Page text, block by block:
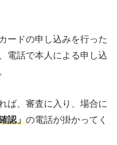
ードの申し込みを行った
電話で本人による申し込
ば、審査に入り、場合に
認」の電話が掛かってく